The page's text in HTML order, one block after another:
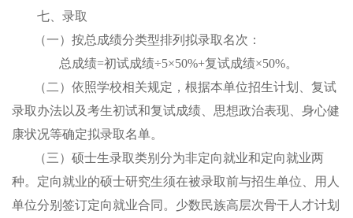
七、 录取
（一） 按总成绩分类型排列拟录取名次 ：
总成绩=初试成绩÷5×50%+复试成绩×50%。
（二） 依照学校相关规定，根据本单位招生计划、复试
录取办法以及考生初试和复试成绩
思想政治表现
身心健
康状况等确定拟录取名单。
（三） 硕士生录取类别分为非定向就业和定向就业两
种。定向就业的硕士研究生须在被录取前与招生单位
用人
单位分别签订定向就业合同。 少数民族高层次骨干人才计划